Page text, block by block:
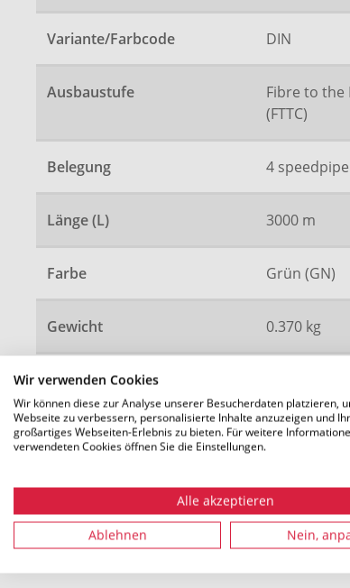
Wir verwenden Cookies
Wir können diese zur Analyse unserer Besucherdaten platzieren,
Webseite zu verbessern, personalisierte Inhalte anzuzeigen und
großartiges Webseiten-Erlebnis zu bieten. Für weitere
verwendeten Cookies öffnen Sie die Einstellungen.
Alle akzeptieren
Ablehnen Nein,
Variante/Farbcode DIN
Ausbaustufe
Fibre to the
(FTTC)
Belegung 4
Länge (L) 3000 m
Farbe Grün (GN)
Gewicht 0.370 kg
Verpackung 1-4
Mengeneinheit
Alle Maße in mm. Technische Änderungen